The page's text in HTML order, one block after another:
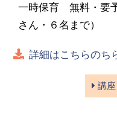
一時保育 無料・要
さん・６名まで）
詳細はこちらのち
講